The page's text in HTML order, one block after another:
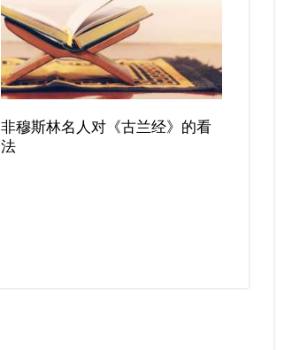
非穆斯林名人对《古兰经》的看
法